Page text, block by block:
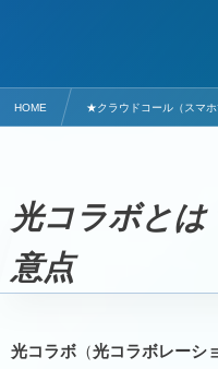
HOME ★クラウドコール（スマホ
光コラボとは
意点
光コラボ （光コラボレーシ